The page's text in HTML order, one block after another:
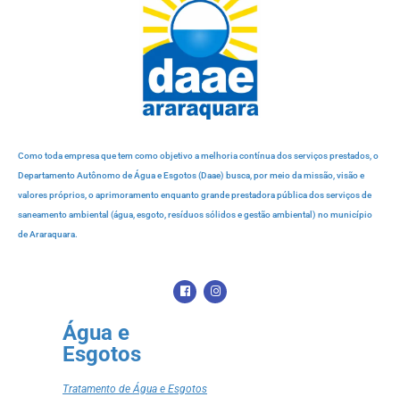
Como toda empresa que tem como objetivo a melhoria contínua dos serviços prestados, o
Departamento Autônomo de Água e Esgotos (Daae) busca, por meio da missão, visão e
valores próprios, o aprimoramento enquanto grande prestadora pública dos serviços de
saneamento ambiental (água, esgoto, resíduos sólidos e gestão ambiental) no município
de Araraquara.
Água e
Esgotos
Tratamento de Água e Esgotos